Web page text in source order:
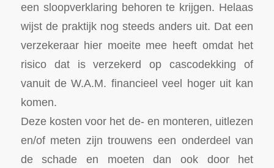
een sloopverklaring behoren te krijgen. Helaas
wijst de praktijk nog steeds anders uit. Dat een
verzekeraar hier moeite mee heeft omdat het
risico dat is verzekerd op cascodekking of
vanuit de W.A.M. financieel veel hoger uit kan
komen.
Deze kosten voor het de- en monteren, uitlezen
en/of meten zijn trouwens een onderdeel van
de schade en moeten dan ook door het